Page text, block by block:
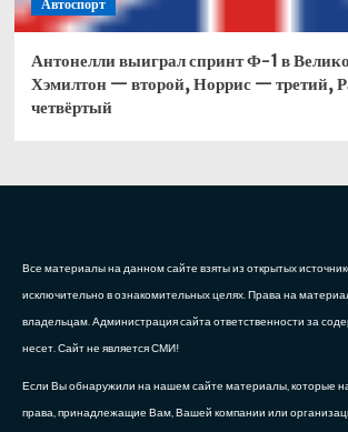
Автоспорт
Антонелли выиграл спринт Ф-1 в
Хэмилтон — второй, Норрис — третий,
четвёртый
Все материалы на данном сайте взяты из открытых
исключительно в ознакомительных целях. Права на
владельцам. Администрация сайта ответственности за
несет. Сайт не является СМИ!
Если Вы обнаружили на нашем сайте материалы, которые
права, принадлежащие Вам, Вашей компании или